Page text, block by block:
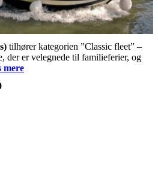
tilhører kategorien ”Classic fleet” –
der er velegnede til familieferier, og
mere